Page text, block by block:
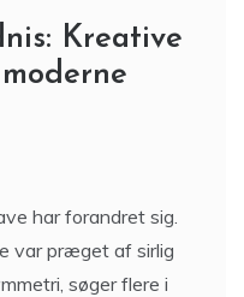
Kreative
har forandret sig.
var præget af sirlig
søger flere i